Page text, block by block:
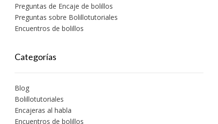
Preguntas de Encaje de bolillos
Preguntas sobre Bolillotutoriales
Encuentros de bolillos
Categorías
Blog
Bolillotutoriales
Encajeras al habla
Encuentros de bolillos